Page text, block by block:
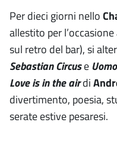
Per dieci giorni nello
allestito per l’occasione
sul retro del bar), si
Sebastian Circuse
Love is in the airdi
divertimento, poesia,
serate estive pesaresi.